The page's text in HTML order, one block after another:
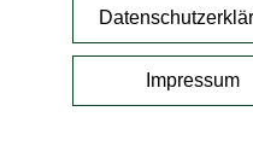
Impressum